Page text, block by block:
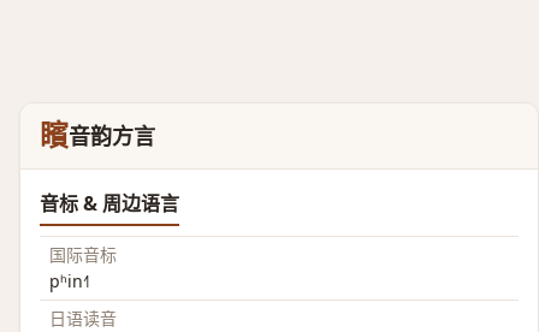
矉音韵方言
音标 & 周边语言
国际音标
pʰin˧˥
日语读音